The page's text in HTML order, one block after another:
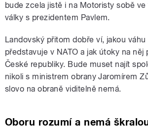
bude zcela jistě i na Motoristy sobě ve
války s prezidentem Pavlem.
Landovský přitom dobře ví, jakou váhu
představuje v NATO a jak útoky na něj
České republiky. Bude muset najít
nikoli s ministrem obrany Jaromírem
slovo na obraně viditelně nemá.
Oboru rozumí a nemá